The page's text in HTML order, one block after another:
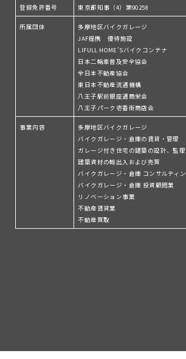
登録免許番号 東京都知事（4）第90258
所属団体
多摩地区バイクガレージ
JAF提携 優待施設
LIFULL HOME’Sバイクコンテナ
日本二輪車普及安全協会
全日本不動産協会
東日本不動産流通機構
八王子駅前銀座通商栄会
八王子パーク壱番街商店会
事業内容
多摩地区バイクガレージ
バイクガレージ・倉庫の賃貸・管理
ガレージ付き住宅の建築の設計、監理
建築資材の輸出入および売買
バイクガレージ・倉庫 コンサルティ
バイクガレージ・倉庫 投資顧問業
リノベーション事業
不動産賃貸業
不動産買取